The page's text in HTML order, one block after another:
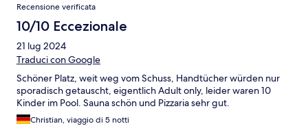
Recensione verificata
10/10 Eccezionale
21 lug 2024
Traduci con Google
Schöner Platz, weit weg vom Schuss, Handtücher würden nur
sporadisch getauscht, eigentlich Adult only, leider waren 10
Kinder im Pool. Sauna schön und Pizzaria sehr gut.
Christian, viaggio di 5 notti